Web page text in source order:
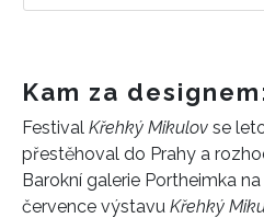
Kam za
Festival Křehký Mikulov se
přestěhoval do Prahy a
Barokní galerie Portheimka
července výstavu Křehký